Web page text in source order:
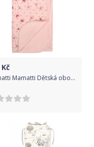
Kč
Mamatti Mamatti Dětská oboust. bavl. deka, 80 x 90 cm, v dárk. krabičce Vlčí Mák - růžová